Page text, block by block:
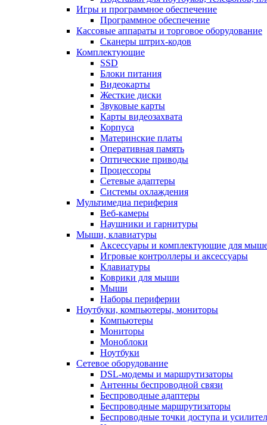
Игры и программное обеспечение
Программное обеспечение
Кассовые аппараты и торговое оборудование
Сканеры штрих-кодов
Комплектующие
SSD
Блоки питания
Видеокарты
Жесткие диски
Звуковые карты
Карты видеозахвата
Корпуса
Материнские платы
Оперативная память
Оптические приводы
Процессоры
Сетевые адаптеры
Системы охлаждения
Мультимедиа периферия
Веб-камеры
Наушники и гарнитуры
Мыши, клавиатуры
Аксессуары и комплектующие для
Игровые контроллеры и аксессуары
Клавиатуры
Коврики для мыши
Мыши
Наборы периферии
Ноутбуки, компьютеры, мониторы
Компьютеры
Мониторы
Моноблоки
Ноутбуки
Сетевое оборудование
DSL-модемы и маршрутизаторы
Антенны беспроводной связи
Беспроводные адаптеры
Беспроводные маршрутизаторы
Беспроводные точки доступа и